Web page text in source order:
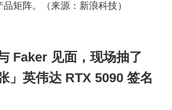
矩阵。（来源：新浪科技）
Faker 见面，现场抽了
」英伟达 RTX 5090 签名